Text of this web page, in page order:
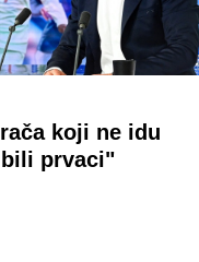
koji ne idu
bili prvaci"